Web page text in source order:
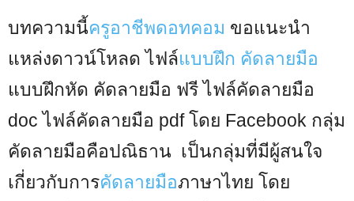
บทความนี้ครูอาชีพดอทคอม ขอแนะนำ
แหล่งดาวน์โหลด ไฟล์แบบฝึก คัดลายมือ
แบบฝึกหัด คัดลายมือ ฟรี ไฟล์คัดลายมือ
doc ไฟล์คัดลายมือ pdf โดย Facebook กลุ่ม
คัดลายมือคือปณิธาน เป็นกลุ่มที่มีผู้สนใจ
เกี่ยวกับการคัดลายมือภาษาไทย โดย